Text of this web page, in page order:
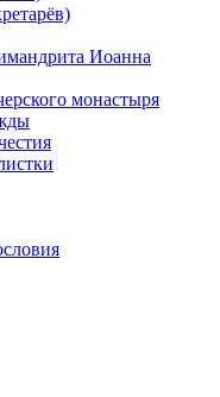
Иоанна
монастыря